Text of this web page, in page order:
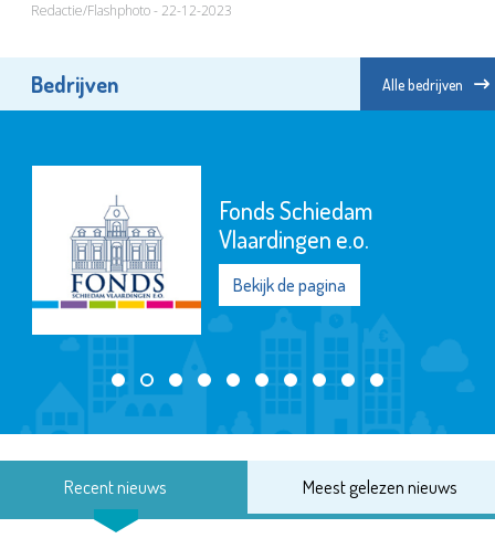
Redactie/Flashphoto - 22-12-2023
Bedrijven Alle bedrijven
Vlaardingen
Recent nieuws Meest gelezen nieuws